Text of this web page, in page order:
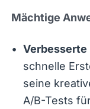
Mächtige
Verbesserte
die schnelle
kann seine
was die A/B-